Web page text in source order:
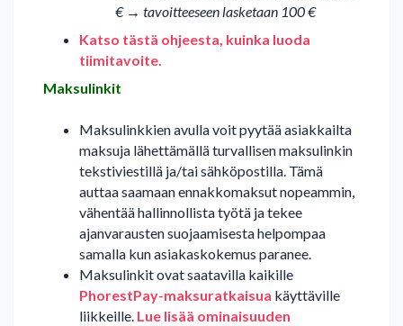
€ → tavoitteeseen lasketaan 100 €
Katso tästä ohjeesta, kuinka luoda
tiimitavoite.
Maksulinkit
Maksulinkkien avulla voit pyytää asiakkailta
maksuja lähettämällä turvallisen maksulinkin
tekstiviestillä ja/tai sähköpostilla. Tämä
auttaa saamaan ennakkomaksut nopeammin,
vähentää hallinnollista työtä ja tekee
ajanvarausten suojaamisesta helpompaa
samalla kun asiakaskokemus paranee.
Maksulinkit ovat saatavilla kaikille
PhorestPay-maksuratkaisua käyttäville
liikkeille. Lue lisää ominaisuuden